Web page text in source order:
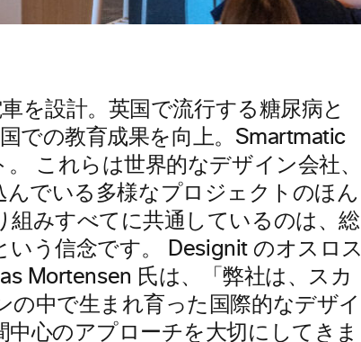
を設計。英国で流行する糖尿病と
での教育成果を向上。Smartmatic
これらは世界的なデザイン会社、
んでいる多様なプロジェクトのほん
組みすべてに共通しているのは、総
う信念です。 Designit のオスロス
Mortensen 氏は、「弊社は、スカ
の中で生まれ育った国際的なデザイ
心のアプローチを大切にしてきま